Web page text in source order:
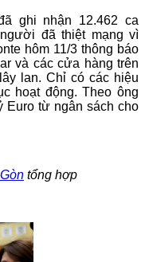
ghi nhận 12.462 ca
đã thiệt mạng vì
hôm 11/3 thông báo
và các cửa hàng trên
lan. Chỉ có các hiệu
hoạt động. Theo ông
Euro từ ngân sách cho
tổng hợp